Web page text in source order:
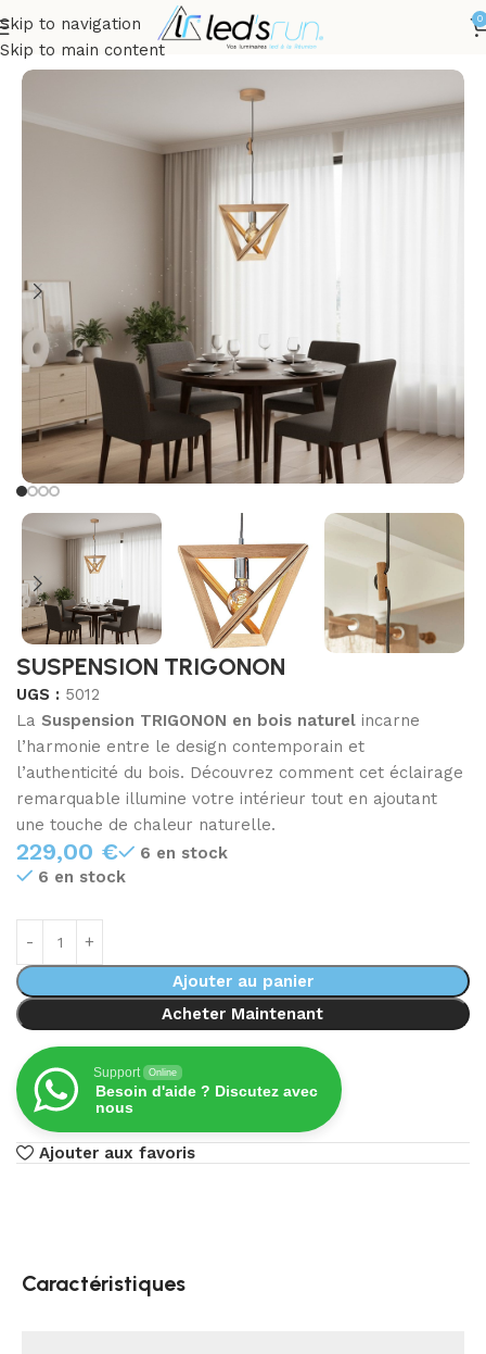
Skip to navigation
Skip to main content
0
Accueil EXTÉRIEUR Plafonniers et suspensions
SUSPENSION TRIGONON
UGS : 5012
La Suspension TRIGONON en bois naturel incarne
l’harmonie entre le design contemporain et
l’authenticité du bois. Découvrez comment cet éclairage
remarquable illumine votre intérieur tout en ajoutant
une touche de chaleur naturelle.
229,00 €
6 en stock
6 en stock
Ajouter au panier
Acheter Maintenant
Support Online
Besoin d'aide ? Discutez avec
nous
Ajouter aux favoris
Caractéristiques